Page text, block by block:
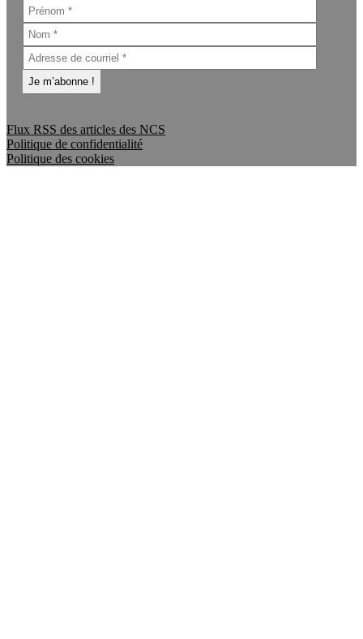
Flux RSS des articles des NCS
Politique de confidentialité
Politique des cookies